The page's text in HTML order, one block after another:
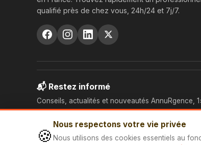
🍪
Nous respectons votre vie privée
Nous utilisons des cookies essentiels au
qualifié près de chez vous, 24h/24 et 7j/7.
📬 Restez informé
Conseils, actualités et nouveautés AnnuRgence,
© 2026 AnnuRgence — Tous droits réservés.